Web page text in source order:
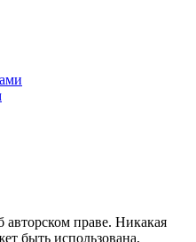
праве. Никакая
быть использована,